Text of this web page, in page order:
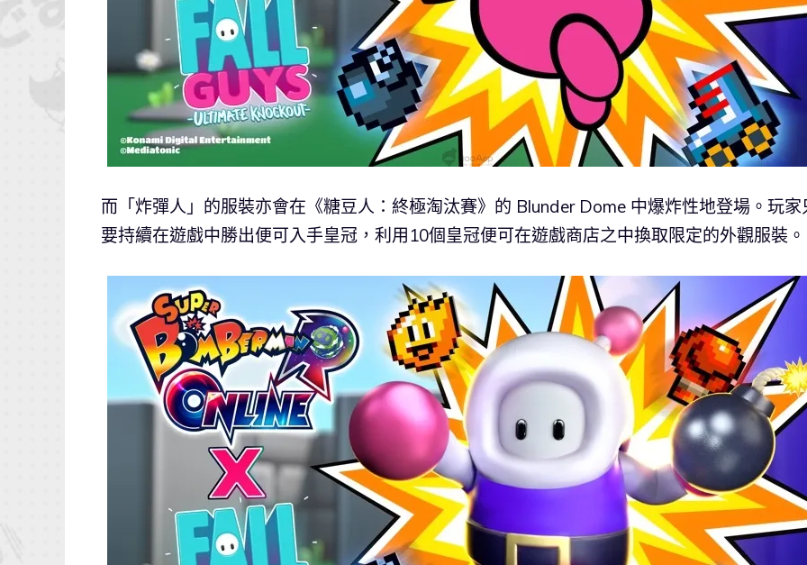
而「炸彈人」的服裝亦會在《糖豆人：終極淘汰賽》的 Blunder Dome 中爆炸性地登場。玩家
要持續在遊戲中勝出便可入手皇冠，利用10個皇冠便可在遊戲商店之中換取限定的外觀服裝。